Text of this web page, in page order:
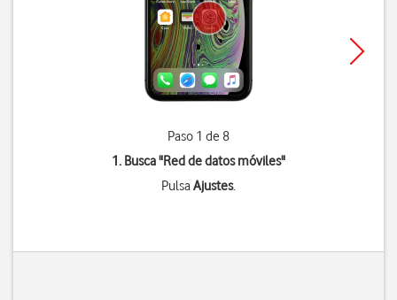
Paso 1 de 8
1. Busca "Red de datos móviles"
PulsaAjustes.